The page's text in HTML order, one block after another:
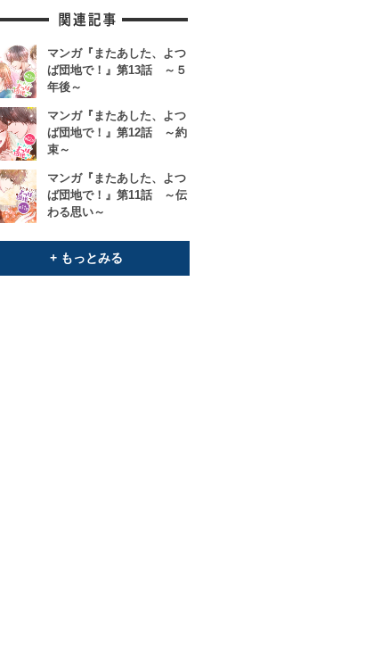
マンガ『またあした、よつ
ば団地で！』第13話 ～５
年後～
マンガ『またあした、よつ
ば団地で！』第12話 ～約
束～
マンガ『またあした、よつ
ば団地で！』第11話 ～伝
わる思い～
+ もっとみる